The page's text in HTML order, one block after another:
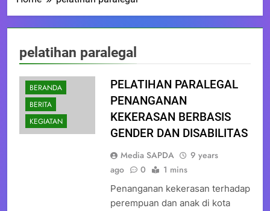
pelatihan paralegal
BERANDA
BERITA
KEGIATAN
PELATIHAN PARALEGAL
PENANGANAN
KEKERASAN BERBASIS
GENDER DAN DISABILITAS
Media SAPDA
9 years
ago
0 1 mins
Penanganan kekerasan terhadap
perempuan dan anak di kota